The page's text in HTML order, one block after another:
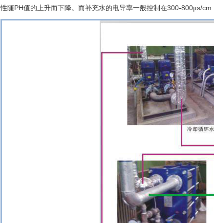
性随PH值的上升而下降。而补充水的电导率一般控制在300-800μs/cm